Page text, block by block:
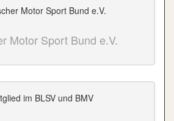
Motor Sport Bund e.V.